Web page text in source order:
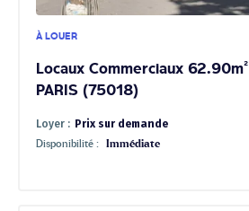
À LOUER
Locaux Commerciaux 62.90m²
PARIS (75018)
Loyer : Prix sur demande
Disponibilité : Immédiate